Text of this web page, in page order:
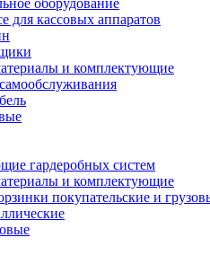
оборудование
для кассовых аппаратов
и комплектующие
гардеробных систем
и комплектующие
покупательские и